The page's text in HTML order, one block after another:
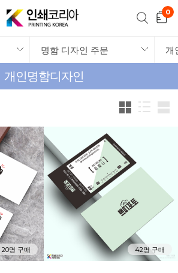
명함 디자인 주문 개
개인명함디자인
20명 구매 42명 구매